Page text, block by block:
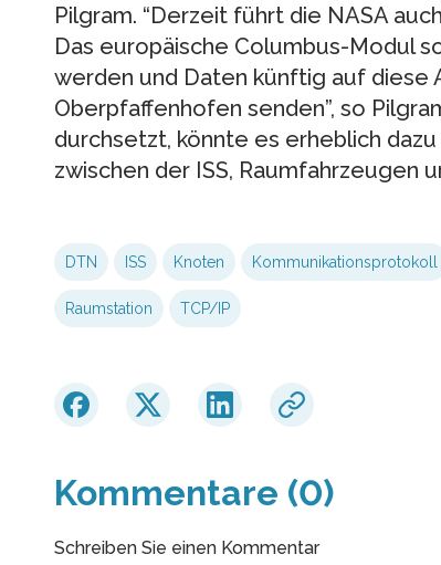
Pilgram. “Derzeit führt die NASA
Das europäische Columbus-Modul
werden und Daten künftig auf diese
Oberpfaffenhofen senden”, so
durchsetzt, könnte es erheblich
zwischen der ISS, Raumfahrzeugen
DTN ISS Knoten Kommunikationsprotokoll
Raumstation TCP/IP
Kommentare (0)
Schreiben Sie einen Kommentar